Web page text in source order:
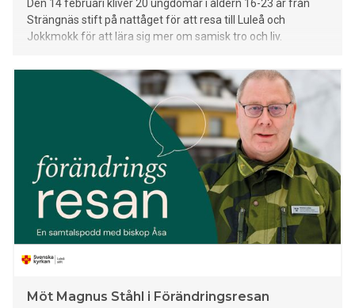
Den 14 februari kliver 20 ungdomar i åldern 16-23 år från
Strängnäs stift på nattåget för att resa till Luleå och
Jokkmokk för att lära sig mer om samisk tro och liv.
Möt Magnus Ståhl i Förändringsresan